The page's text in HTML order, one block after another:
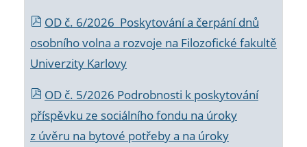
OD č. 6/2026 Poskytování a čerpání dnů
osobního volna a rozvoje na Filozofické fakultě
Univerzity Karlovy
OD č. 5/2026 Podrobnosti k poskytování
příspěvku ze sociálního fondu na úroky
z úvěru na bytové potřeby a na úroky